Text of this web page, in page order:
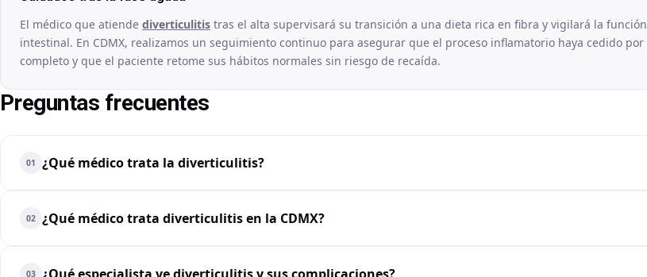
El médico que atiende diverticulitis tras el alta supervisará su transición a una dieta rica en fibra y vigilará la función
intestinal. En CDMX, realizamos un seguimiento continuo para asegurar que el proceso inflamatorio haya cedido por
completo y que el paciente retome sus hábitos normales sin riesgo de recaída.
Preguntas frecuentes
01 ¿Qué médico trata la diverticulitis?
02 ¿Qué médico trata diverticulitis en la CDMX?
03